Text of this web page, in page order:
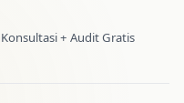
Konsultasi + Audit Gratis